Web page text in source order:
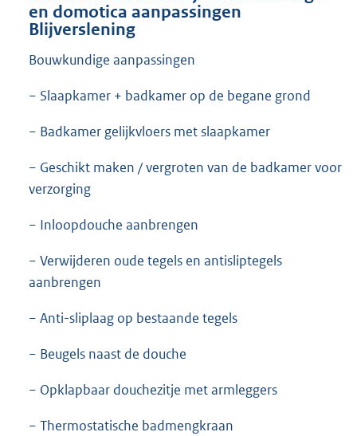
en domotica aanpassingen
Blijverslening
Bouwkundige aanpassingen
− Slaapkamer + badkamer op de begane grond
− Badkamer gelijkvloers met slaapkamer
− Geschikt maken / vergroten van de badkamer voor
verzorging
− Inloopdouche aanbrengen
− Verwijderen oude tegels en antisliptegels
aanbrengen
− Anti-sliplaag op bestaande tegels
− Beugels naast de douche
− Opklapbaar douchezitje met armleggers
− Thermostatische badmengkraan